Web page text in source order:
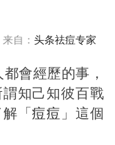
来自： 头条祛痘专家
會經歷的事，
知己知彼百戰
解「痘痘 」這個